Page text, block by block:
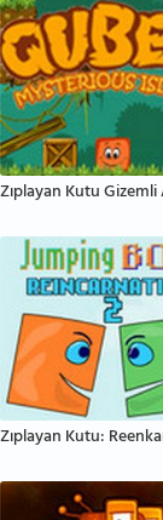
Zıplayan Kutu Gizemli